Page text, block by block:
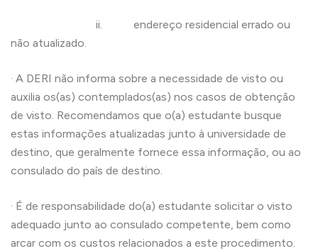
ii. endereço residencial errado ou
não atualizado.
· A DERI não informa sobre a necessidade de visto ou
auxilia os(as) contemplados(as) nos casos de obtenção
de visto. Recomendamos que o(a) estudante busque
estas informações atualizadas junto à universidade de
destino, que geralmente fornece essa informação, ou ao
consulado do país de destino.
· É de responsabilidade do(a) estudante solicitar o visto
adequado junto ao consulado competente, bem como
arcar com os custos relacionados a este procedimento.